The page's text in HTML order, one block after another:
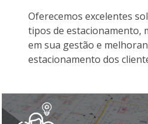
Oferecemos excelentes
tipos de estacionamento,
em sua gestão e
estacionamento dos